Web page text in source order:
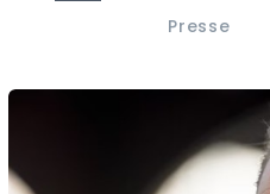
Presse